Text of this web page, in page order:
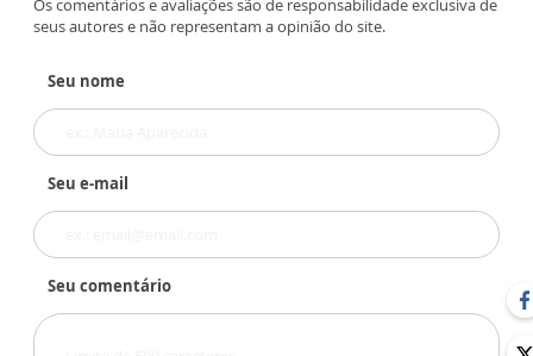
Os comentários e avaliações são de responsabilidade exclusiva de
seus autores e não representam a opinião do site.
Seu nome
Seu e-mail
Seu comentário